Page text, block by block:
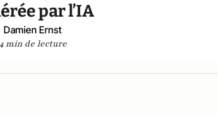
par l’IA
Damien Ernst
4 min de lecture